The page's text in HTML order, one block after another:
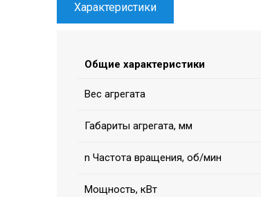
Характеристики
Общие характеристики
Вес агрегата
Габариты агрегата, мм
n Частота вращения, об/мин
Мощность, кВт